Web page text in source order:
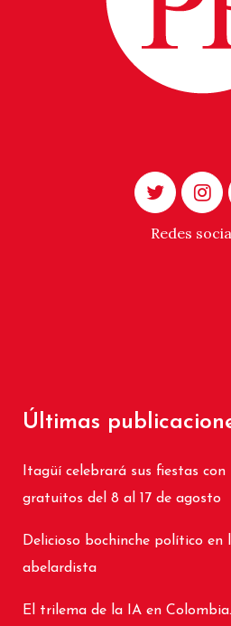
Redes
Últimas
Itagüí celebrará sus fiestas
gratuitos del 8 al 17 de agosto
Delicioso bochinche político en
abelardista
El trilema de la IA en